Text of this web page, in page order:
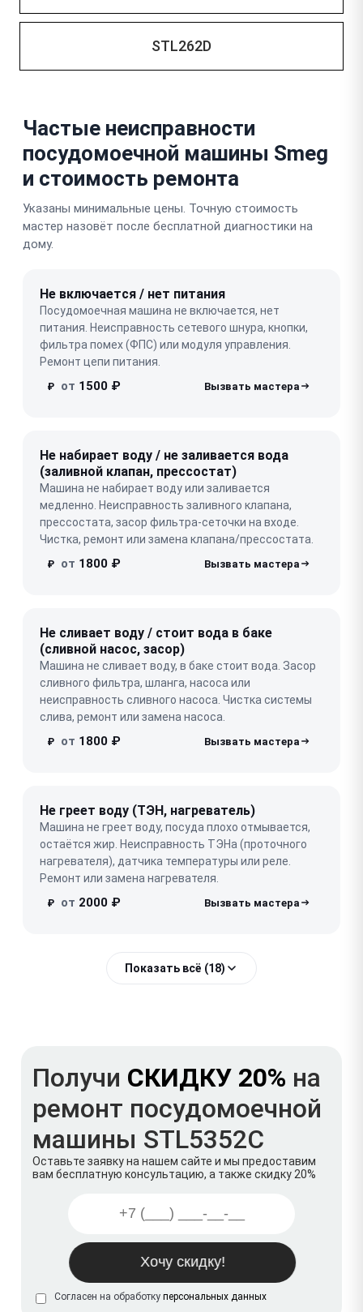
STL262D
Частые неисправности
посудомоечной машины Smeg
и стоимость ремонта
Указаны минимальные цены. Точную стоимость
мастер назовёт после бесплатной диагностики на
дому.
Не включается / нет питания
Посудомоечная машина не включается, нет
питания. Неисправность сетевого шнура, кнопки,
фильтра помех (ФПС) или модуля управления.
Ремонт цепи питания.
₽ от 1500 ₽
Не набирает воду / не заливается вода
(заливной клапан, прессостат)
Машина не набирает воду или заливается
медленно. Неисправность заливного клапана,
прессостата, засор фильтра-сеточки на входе.
Чистка, ремонт или замена клапана/прессостата.
₽ от 1800 ₽
Не сливает воду / стоит вода в баке
(сливной насос, засор)
Машина не сливает воду, в баке стоит вода. Засор
сливного фильтра, шланга, насоса или
неисправность сливного насоса. Чистка системы
слива, ремонт или замена насоса.
₽ от 1800 ₽
Не греет воду (ТЭН, нагреватель)
Машина не греет воду, посуда плохо отмывается,
остаётся жир. Неисправность ТЭНа (проточного
нагревателя), датчика температуры или реле.
Ремонт или замена нагревателя.
₽ от 2000 ₽
Показать всё (18)
Получи СКИДКУ 20% на
ремонт посудомоечной
машины STL5352C
Оставьте заявку на нашем сайте и мы предоставим
вам бесплатную консультацию, а также скидку 20%
Согласен на обработку персональных данных